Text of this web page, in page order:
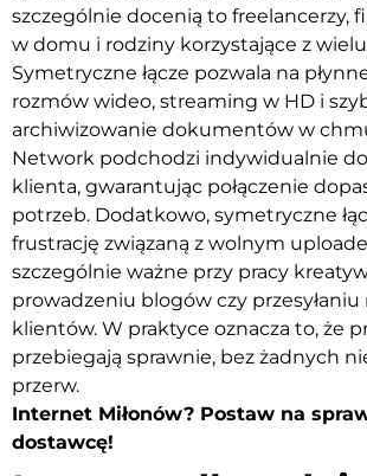
szczególnie docenią to freelancerzy,
w domu i rodziny korzystające z
Symetryczne łącze pozwala na
rozmów wideo, streaming w HD i
archiwizowanie dokumentów w
Network podchodzi indywidualnie
klienta, gwarantując połączenie
potrzeb. Dodatkowo, symetryczne
frustrację związaną z wolnym
szczególnie ważne przy pracy
prowadzeniu blogów czy przesyłaniu
klientów. W praktyce oznacza to, że
przebiegają sprawnie, bez żadnych
przerw.
Internet Miłonów? Postaw na
dostawcę!